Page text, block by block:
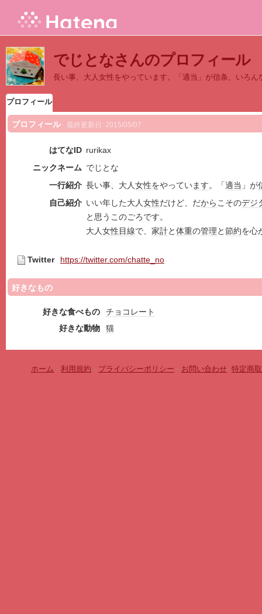
でじとなさんのプロフィール
長い事、大人女性をやっています。「適当」が信条、いろん
プロフィール
プロフィール 最終更新日: 2015/05/07
はてなID rurikax
ニックネーム でじとな
一行紹介 長い事、大人女性をやっています。「適当 」が
自己紹介 いい年した大人女性だけど、だからこそのデジ
と思うこのごろです。
大人女性目線で、 家計と体重の管理と節約を心
Twitter https://twitter.com/chatte_no
好きなもの
好きな食べもの
チョコレート
好きな動物
猫
ホーム - 利用規約 - プライバシーポリシー - お問い合わせ- 特定商